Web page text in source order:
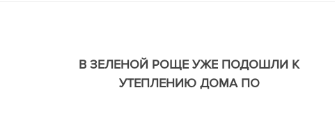
В ЗЕЛЕНОЙ РОЩЕ УЖЕ ПОДОШЛИ К
УТЕПЛЕНИЮ ДОМА ПО